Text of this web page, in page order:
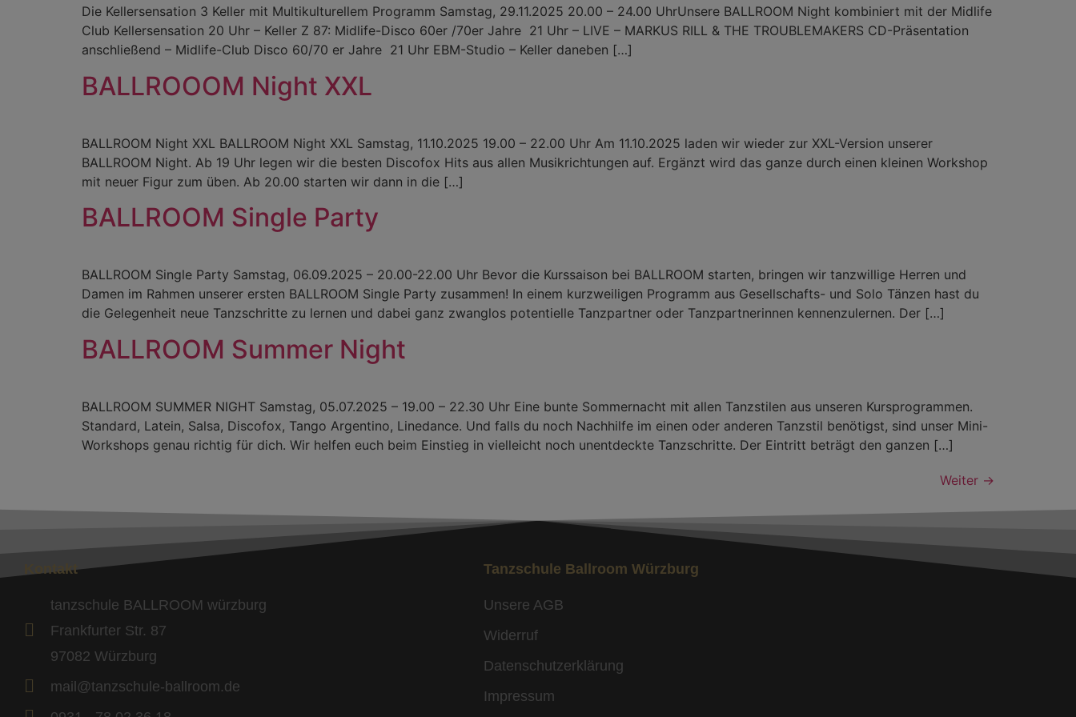
Die Kellersensation 3 Keller mit Multikulturellem Programm Samstag, 29.11.2025 20.00 – 24.00 UhrUnsere BALLROOM Night kombiniert mit der Midlife
Club Kellersensation 20 Uhr – Keller Z 87: Midlife-Disco 60er /70er Jahre 21 Uhr – LIVE – MARKUS RILL & THE TROUBLEMAKERS CD-Präsentation
anschließend – Midlife-Club Disco 60/70 er Jahre 21 Uhr EBM-Studio – Keller daneben […]
BALLROOOM Night XXL
BALLROOM Night XXL BALLROOM Night XXL Samstag, 11.10.2025 19.00 – 22.00 Uhr Am 11.10.2025 laden wir wieder zur XXL-Version unserer
BALLROOM Night. Ab 19 Uhr legen wir die besten Discofox Hits aus allen Musikrichtungen auf. Ergänzt wird das ganze durch einen kleinen Workshop
mit neuer Figur zum üben. Ab 20.00 starten wir dann in die […]
BALLROOM Single Party
BALLROOM Single Party Samstag, 06.09.2025 – 20.00-22.00 Uhr Bevor die Kurssaison bei BALLROOM starten, bringen wir tanzwillige Herren und
Damen im Rahmen unserer ersten BALLROOM Single Party zusammen! In einem kurzweiligen Programm aus Gesellschafts- und Solo Tänzen hast du
die Gelegenheit neue Tanzschritte zu lernen und dabei ganz zwanglos potentielle Tanzpartner oder Tanzpartnerinnen kennenzulernen. Der […]
BALLROOM Summer Night
BALLROOM SUMMER NIGHT Samstag, 05.07.2025 – 19.00 – 22.30 Uhr Eine bunte Sommernacht mit allen Tanzstilen aus unseren Kursprogrammen.
Standard, Latein, Salsa, Discofox, Tango Argentino, Linedance. Und falls du noch Nachhilfe im einen oder anderen Tanzstil benötigst, sind unser Mini-
Workshops genau richtig für dich. Wir helfen euch beim Einstieg in vielleicht noch unentdeckte Tanzschritte. Der Eintritt beträgt den ganzen […]
Weiter →
Kontakt
tanzschule BALLROOM würzburg
Frankfurter Str. 87
97082 Würzburg
mail@tanzschule-ballroom.de
Tanzschule Ballroom Würzburg
Unsere AGB
Widerruf
Datenschutzerklärung
Impressum